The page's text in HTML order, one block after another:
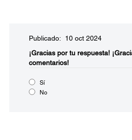
Publicado: 10 oct 2024
¡Gracias por tu respuesta!
comentarios!
Sí
No